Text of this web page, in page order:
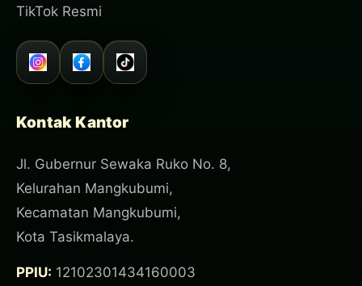
TikTok Resmi
Kontak Kantor
Jl. Gubernur Sewaka Ruko No. 8,
Kelurahan Mangkubumi,
Kecamatan Mangkubumi,
Kota Tasikmalaya.
PPIU: 12102301434160003